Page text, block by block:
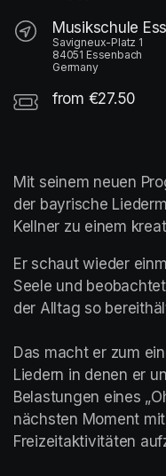
Musikschule
Savigneux-Platz 1
84051 Essenbach
Germany
from €27.50
Mit seinem neuen
der bayrische
Kellner zu einem
Er schaut wieder
Seele und
der Alltag so
Das macht er zum
Liedern in denen er
Belastungen eines
nächsten Moment
Freizeitaktivitäten